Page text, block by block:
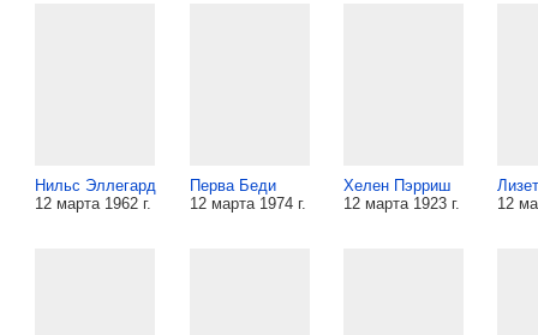
Нильс Эллегард
12 марта 1962 г.
Перва Беди
12 марта 1974 г.
Хелен Пэрриш
12 марта 1923 г.
12